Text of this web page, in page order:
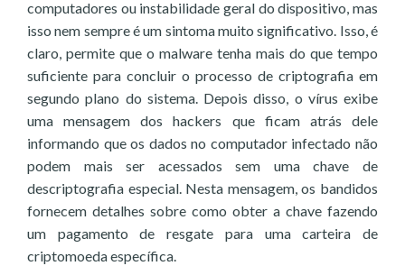
computadores ou instabilidade geral do dispositivo, mas
isso nem sempre é um sintoma muito significativo. Isso, é
claro, permite que o malware tenha mais do que tempo
suficiente para concluir o processo de criptografia em
segundo plano do sistema. Depois disso, o vírus exibe
uma mensagem dos hackers que ficam atrás dele
informando que os dados no computador infectado não
podem mais ser acessados sem uma chave de
descriptografia especial. Nesta mensagem, os bandidos
fornecem detalhes sobre como obter a chave fazendo
um pagamento de resgate para uma carteira de
criptomoeda específica.